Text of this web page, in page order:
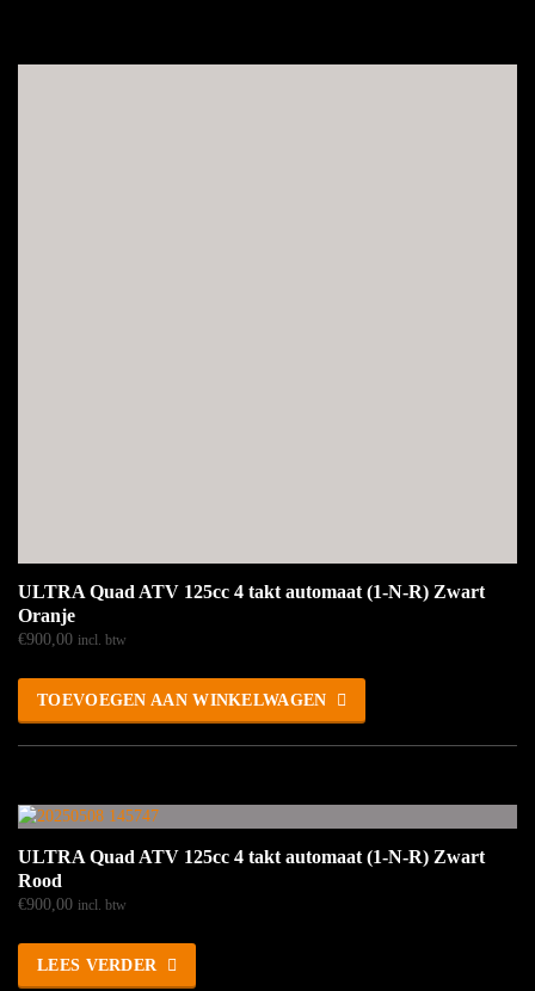
ULTRA Quad ATV 125cc 4 takt automaat (1-N-R) Zwart
Oranje
€900,00 incl. btw
TOEVOEGEN AAN WINKELWAGEN
ULTRA Quad ATV 125cc 4 takt automaat (1-N-R) Zwart
Rood
€900,00 incl. btw
LEES VERDER